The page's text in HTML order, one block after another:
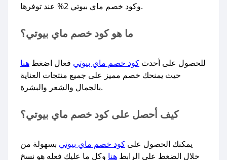
وكود خصم ماي بيوتي 2% عند توفرها.​
ما هو كود خصم ماي بيوتي؟
للحصول على أحدث كود خصم ماي بيوتي فعال اضغط هنا
حيث يمنحك خصم مميز على جميع منتجات العناية
بالجمال والشعر والبشرة.
كيف أحصل على كود خصم ماي بيوتي؟
يمكنك الحصول على كود خصم ماي بيوتي بسهولة من
خلال الضغط على الرابط هنا وكل ما عليك فعله هو نسخ